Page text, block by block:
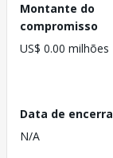
Montante do
compromisso
US$ 0.00 milhões
Data de
N/A